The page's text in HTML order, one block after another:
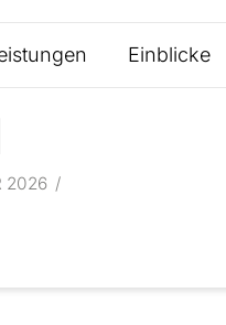
Einblicke
2026